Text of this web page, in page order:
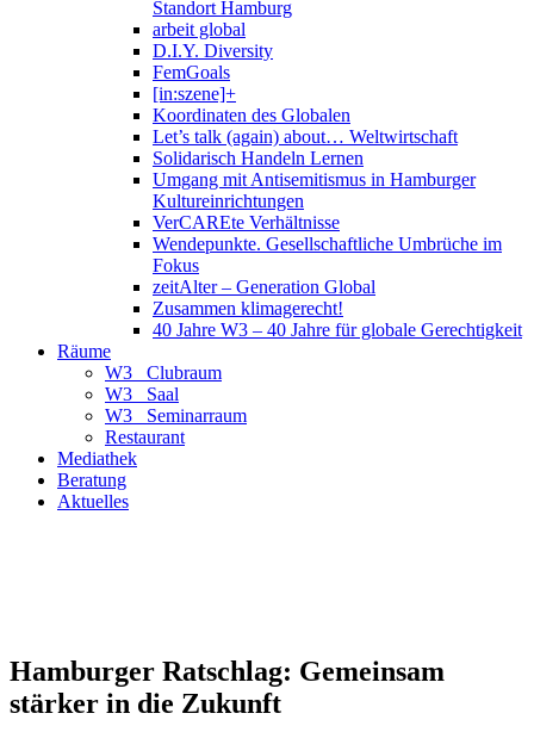
Standort Hamburg
arbeit global
D.I.Y. Diversity
FemGoals
[in:szene]+
Koordinaten des Globalen
Let’s talk (again) about… Weltwirtschaft
Solidarisch Handeln Lernen
Umgang mit Antisemitismus in Hamburger
Kultureinrichtungen
VerCAREte Verhältnisse
Wendepunkte. Gesellschaftliche Umbrüche im
Fokus
zeitAlter – Generation Global
Zusammen klimagerecht!
40 Jahre W3 – 40 Jahre für globale Gerechtigkeit
Räume
W3_ Clubraum
W3_ Saal
W3_ Seminarraum
Restaurant
Mediathek
Beratung
Aktuelles
Hamburger Ratschlag: Gemeinsam
stärker in die Zukunft